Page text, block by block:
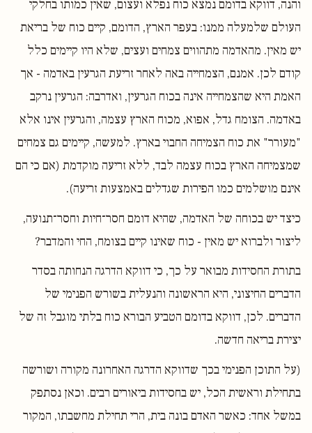
והנה, דווקא בדומם נמצא כוח נפלא ועצום, שאין כמותו בחלקי
העולם שלמעלה ממנו: בעפר הארץ, הדומם, קיים כוח של בריאת
יש מאין. מהאדמה מתהווים צמחים ועצים, שלא היו קיימים כלל
קודם לכן. אמנם, הצמחייה באה לאחר זריעת הגרעין באדמה - אך
האמת היא שהצמחייה אינה בכוח הגרעין, ואדרבה: הגרעין נרקב
באדמה. הצומח גדל, אפוא, מכוח הארץ עצמה, והגרעין אינו אלא
"מעורר" את כוח הצמיחה החבוי בארץ. למעשה, קיימים גם צמחים
שמצמיחה הארץ בכוח עצמה לבד, ללא זריעה מוקדמת (אם כי הם
אינם מושלמים כמו הפירות שגדלים באמצעות זריעה).
כיצד יש בכוחה של האדמה, שהיא דומם חסר־חיות וחסר־תנועה,
ליצור ולברוא יש מאין - כוח שאינו קיים בצומח, החי והמדבר?
בתורת החסידות מבואר על כך, כי דווקא הדרגה הנחותה בסדר
הדברים החיצוני, היא הראשונה והנעלית בשורש הפנימי של
הדברים. לכן, דווקא בדומם הטביע הבורא כוח בלתי מוגבל זה של
יצירת בריאה חדשה.
(על התוכן הפנימי בכך שדווקא הדרגה האחרונה מקורה ושורשה
בתחילת וראשית הכל, יש בחסידות ביאורים רבים. וכאן נסתפק
במשל אחד: כאשר האדם בונה בית, הרי תחילת מחשבתו, המקור